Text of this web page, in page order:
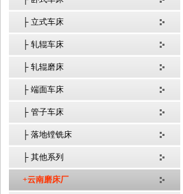
├ 立式车床
├ 轧辊车床
├ 轧辊磨床
├ 端面车床
├ 管子车床
├ 落地镗铣床
├ 其他系列
+云南磨床厂